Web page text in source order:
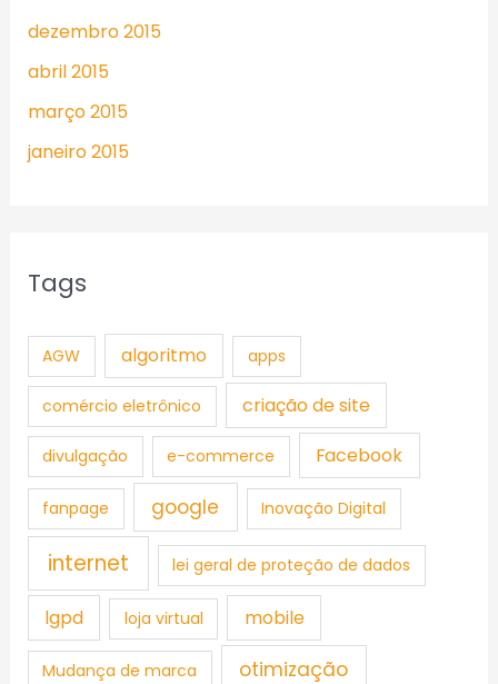
dezembro 2015
abril 2015
março 2015
janeiro 2015
Tags
AGW algoritmo apps
comércio eletrônico criação de site
divulgação e-commerce Facebook
fanpage google Inovação Digital
internet lei geral de proteção de dados
lgpd loja virtual mobile
Mudança de marca otimização